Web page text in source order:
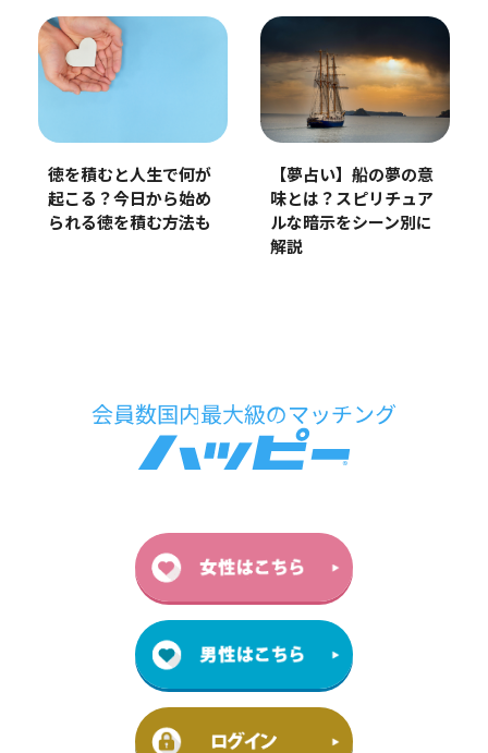
徳を積むと人生で何が
起こる？今日から始め
られる徳を積む方法も
【夢占い】船の夢の意
味とは？スピリチュア
ルな暗示をシーン別に
解説